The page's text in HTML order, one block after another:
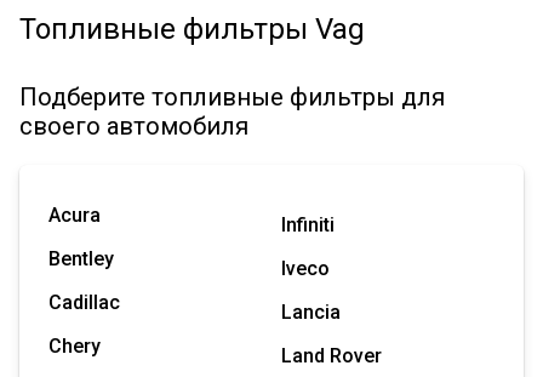
Топливные фильтры Vag
Подберите топливные фильтры для
своего автомобиля
Acura
Bentley
Cadillac
Chery
Infiniti
Iveco
Lancia
Land Rover